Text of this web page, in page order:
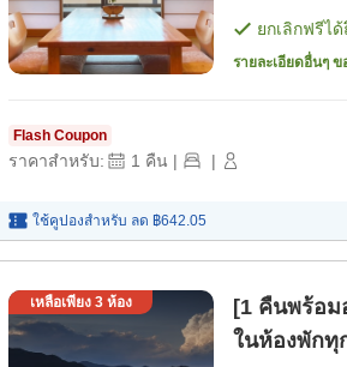
ยกเลิกฟรีได้
รายละเอียดอื่นๆ
Flash Coupon
ราคาสำหรับ: 1 คืน | |
ใช้คูปองสำหรับ ลด ฿642.05
เหลือเพียง 3ห้อง
[1 คืนพร้อม
ในห้องพักทุ